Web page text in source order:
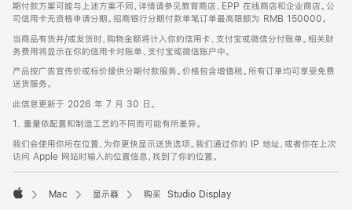
期付款方案可能与上述方案不同，详情请参见教育商店、EPP 在线商店和企业商店。公
司信用卡无资格申请分期。招商银行分期付款单笔订单最高限额为 RMB 150000。
当商品有货并/或发货时，购物金额将计入你的信用卡、支付宝或微信分付账单。相关财
务费用将显示在你的信用卡对账单、支付宝或微信账户中。
产品按广告宣传价或标价提供分期付款服务。价格包含增值税。所有订单均可享受免费
送货服务。
此信息更新于 2026 年 7 月 30 日。
1. 重量依配置和制造工艺的不同而可能有所差异。
我们会使用你所在位置，为你更快显示送货选项。我们通过你的 IP 地址，或者你在上次
访问 Apple 网站时输入的位置信息，找到了你的位置。
Mac 显示器 购买 Studio Display